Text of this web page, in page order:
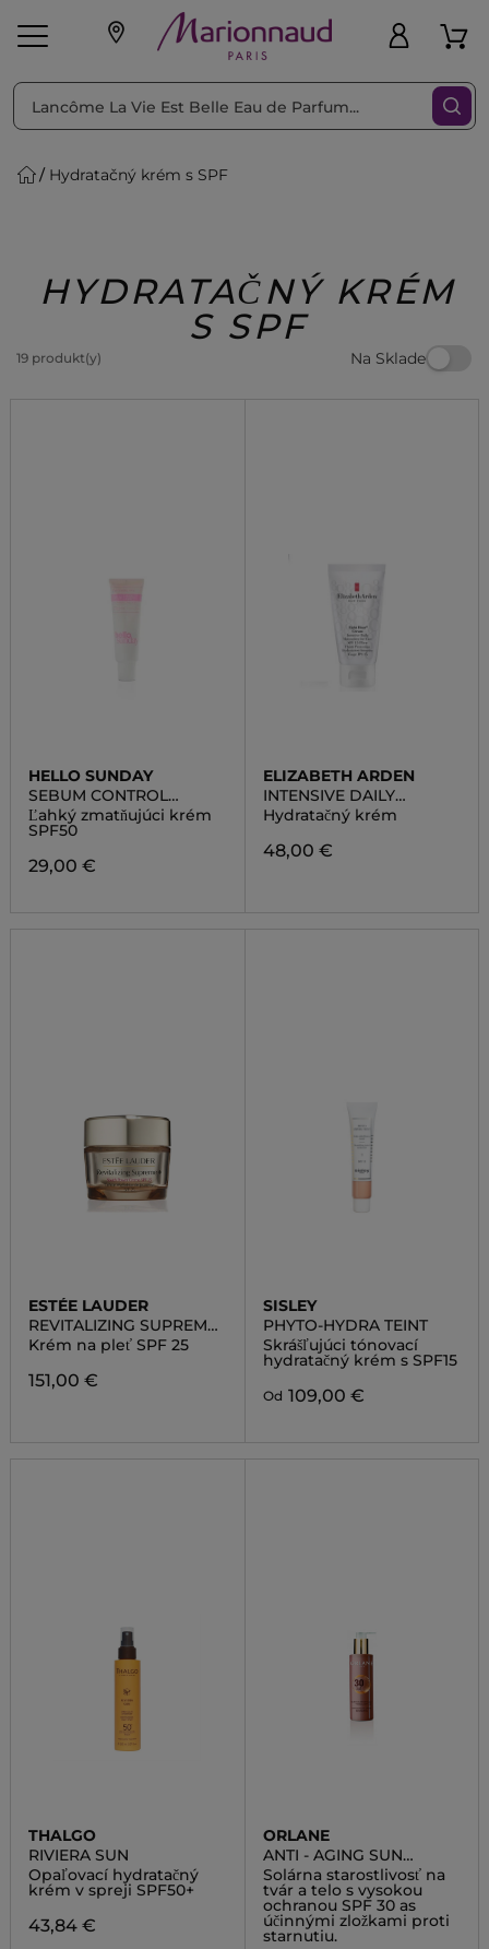
pleť Líčenie Vône
Beauty Zl'avy
Hydratačný krém s SPF
HYDRATAČNÝ KRÉM
S SPF
19 produkt(y) Na Sklade
Triediť podľa Filtrovať
HELLO SUNDAY
SEBUM CONTROL
MOISTURISER SPF50
Ľahký zmatňujúci krém
SPF50
29,00 €
ELIZABETH ARDEN
INTENSIVE DAILY
MOISTURIZER FOR FACE
SPF 15
Hydratačný krém
48,00 €
ESTÉE LAUDER
REVITALIZING SUPREME
YOUTH POWER CREME
SPF25
Krém na pleť SPF 25
151,00 €
SISLEY
PHYTO-HYDRA TEINT
Skrášľujúci tónovací
hydratačný krém s SPF15
Od 109,00 €
THALGO
RIVIERA SUN
Opaľovací hydratačný
krém v spreji SPF50+
43,84 €
ORLANE
ANTI - AGING SUN
CREAM FACE AND BODY
SPF 30
Solárna starostlivosť na
tvár a telo s vysokou
ochranou SPF 30 as
účinnými zložkami proti
starnutiu.